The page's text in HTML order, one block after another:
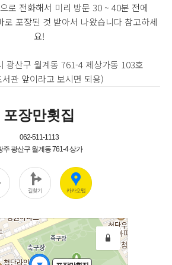
로 전화해서 미리 방문 30 ~ 40분 전에
로 포장된 것 받아서 나왔습니다 참고하세
요!
광산구 월계동 761-4 제상가동 103호
서관 앞이라고 보시면 되용)